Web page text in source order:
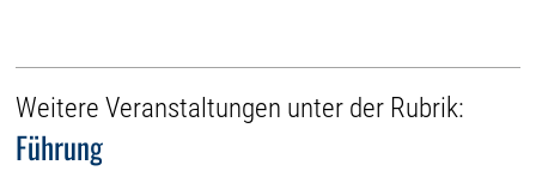
Weitere Veranstaltungen unter der Rubrik:
Führung